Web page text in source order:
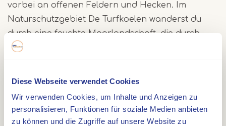
Diese Webseite verwendet Cookies
Wir verwenden Cookies, um Inhalte und Anzeigen zu
personalisieren, Funktionen für soziale Medien anbieten
zu können und die Zugriffe auf unsere Website zu
vorbei an offenen Feldern und Hecken. Im
Naturschutzgebiet De Turfkoelen wanderst du
durch eine feuchte Moorlandschaft, die durch
Torfabbau entstanden ist. Danach erreichst du
das restaurierte Schloss Daelenbroeck und die
Geschichte, Wasser und Ruhe